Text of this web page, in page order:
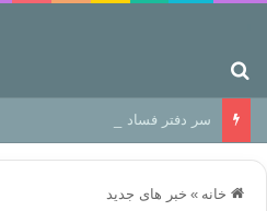
سر دفتر فساد در زمین‌، دوری
خانه » خبر های جدید